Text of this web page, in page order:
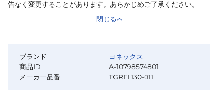
告なく変更することがあります。あらかじめご了承ください。
閉じる
ブランド
ヨネックス
商品ID
A-10798574801
メーカー品番
TGRFL130-011